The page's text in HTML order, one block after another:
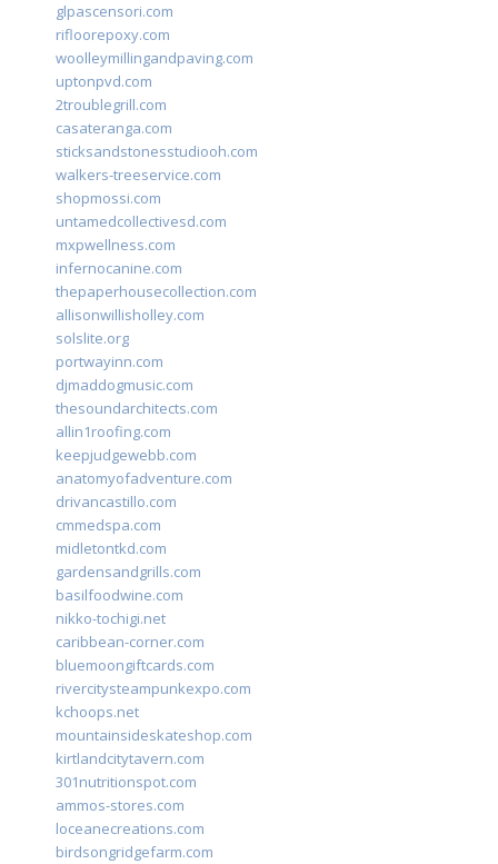
glpascensori.com
rifloorepoxy.com
woolleymillingandpaving.com
uptonpvd.com
2troublegrill.com
casateranga.com
sticksandstonesstudiooh.com
walkers-treeservice.com
shopmossi.com
untamedcollectivesd.com
mxpwellness.com
infernocanine.com
thepaperhousecollection.com
allisonwillisholley.com
solslite.org
portwayinn.com
djmaddogmusic.com
thesoundarchitects.com
allin1roofing.com
keepjudgewebb.com
anatomyofadventure.com
drivancastillo.com
cmmedspa.com
midletontkd.com
gardensandgrills.com
basilfoodwine.com
nikko-tochigi.net
caribbean-corner.com
bluemoongiftcards.com
rivercitysteampunkexpo.com
kchoops.net
mountainsideskateshop.com
kirtlandcitytavern.com
301nutritionspot.com
ammos-stores.com
loceanecreations.com
birdsongridgefarm.com